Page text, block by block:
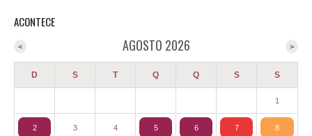
ACONTECE
AGOSTO 2026 >
<
D S T Q Q S S
1
2 3 4 5 6 7 8